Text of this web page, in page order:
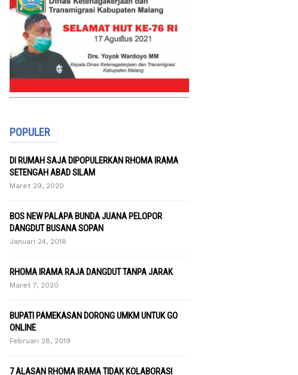
POPULER
DI RUMAH SAJA DIPOPULERKAN RHOMA IRAMA
SETENGAH ABAD SILAM
Maret 29, 2020
BOS NEW PALAPA BUNDA JUANA PELOPOR
DANGDUT BUSANA SOPAN
Januari 24, 2018
RHOMA IRAMA RAJA DANGDUT TANPA JARAK
Maret 7, 2020
BUPATI PAMEKASAN DORONG UMKM UNTUK GO
ONLINE
Februari 28, 2019
7 ALASAN RHOMA IRAMA TIDAK KOLABORASI